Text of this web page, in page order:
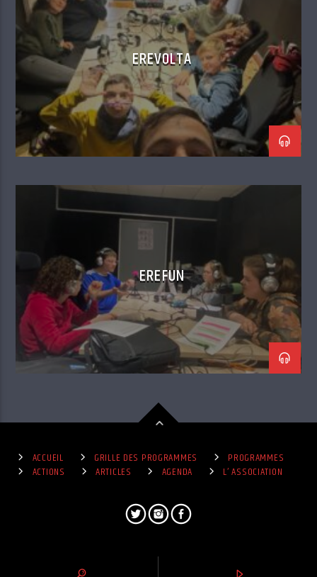
EREVOLTA
EREFUN
ACCUEIL GRILLE DES PROGRAMMES
PROGRAMMES
ACTIONS
ARTICLES AGENDA L’ ASSOCIATION